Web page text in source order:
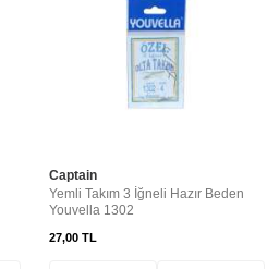
Captain
Yemli Takım 3 İğneli Hazır Beden
Youvella 1302
27,00 TL